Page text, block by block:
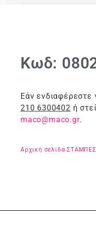
Κωδ:
Εάν ενδιαφέρεστε
210 6300402 ή
maco@maco.gr.
Αρχική σελίδα ΣΤΑΜΠΕΣ